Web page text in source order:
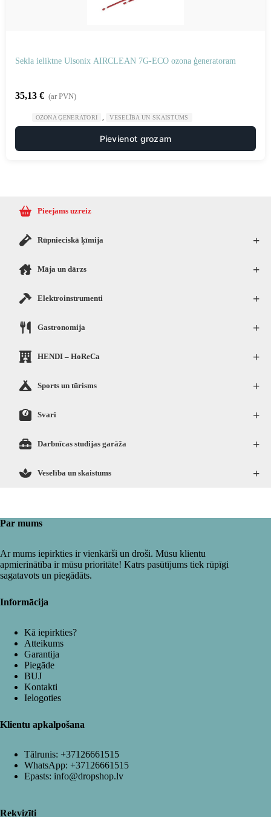
Sekla ieliktne Ulsonix AIRCLEAN 7G-ECO ozona ģeneratoram
35,13 € (ar PVN)
OZONA ĢENERATORI VESELĪBA UN SKAISTUMS
Pievienot grozam
Pieejams uzreiz
+
Rūpnieciskā ķīmija
+
Māja un dārzs
+
Elektroinstrumenti
+
Gastronomija
+
HENDI – HoReCa
+
Sports un tūrisms
+
Svari
+
Darbnīcas studijas garāža
+
Veselība un skaistums
Par mums
Ar mums iepirkties ir vienkārši un droši. Mūsu klientu
apmierinātība ir mūsu prioritāte! Katrs pasūtījums tiek rūpīgi
sagatavots un piegādāts.
Informācija
Kā iepirkties?
Atteikums
Garantija
Piegāde
BUJ
Kontakti
Ielogoties
Klientu apkalpošana
Tālrunis: +37126661515
WhatsApp: +37126661515
Epasts: info@dropshop.lv
Rekvizīti